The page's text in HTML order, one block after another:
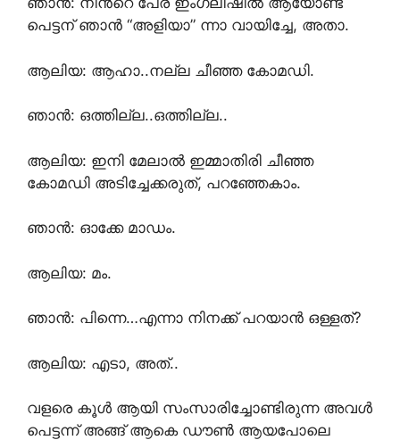
പെട്ടന് ഞാൻ “അളിയാ” ന്നാ വായിച്ചേ, അതാ.
ആലിയ: ആഹാ..നല്ല ചീഞ്ഞ കോമഡി.
ഞാൻ: ഒത്തില്ല..ഒത്തില്ല..
ആലിയ: ഇനി മേലാൽ ഇമ്മാതിരി ചീഞ്ഞ
കോമഡി അടിച്ചേക്കരുത്, പറഞ്ഞേകാം.
ഞാൻ: ഓക്കേ മാഡം.
ആലിയ: മം.
ഞാൻ: പിന്നെ…എന്നാ നിനക്ക് പറയാൻ ഒള്ളത്?
ആലിയ: എടാ, അത്‌..
വളരെ കൂൾ ആയി സംസാരിച്ചോണ്ടിരുന്ന അവൾ
പെട്ടന്ന് അങ്ങ് ആകെ ഡൗൺ ആയപോലെ